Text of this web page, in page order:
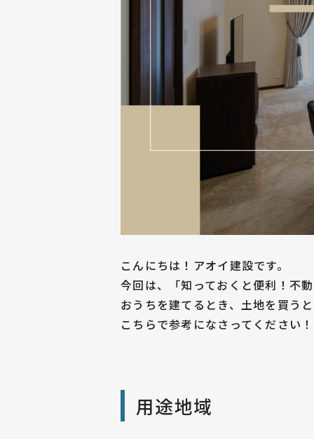
こんにちは！アオイ建設です。
今回は、「知っておくと便利！不
おうちを建てるとき、土地を買う
こちらで参考になさってください！
用途地域